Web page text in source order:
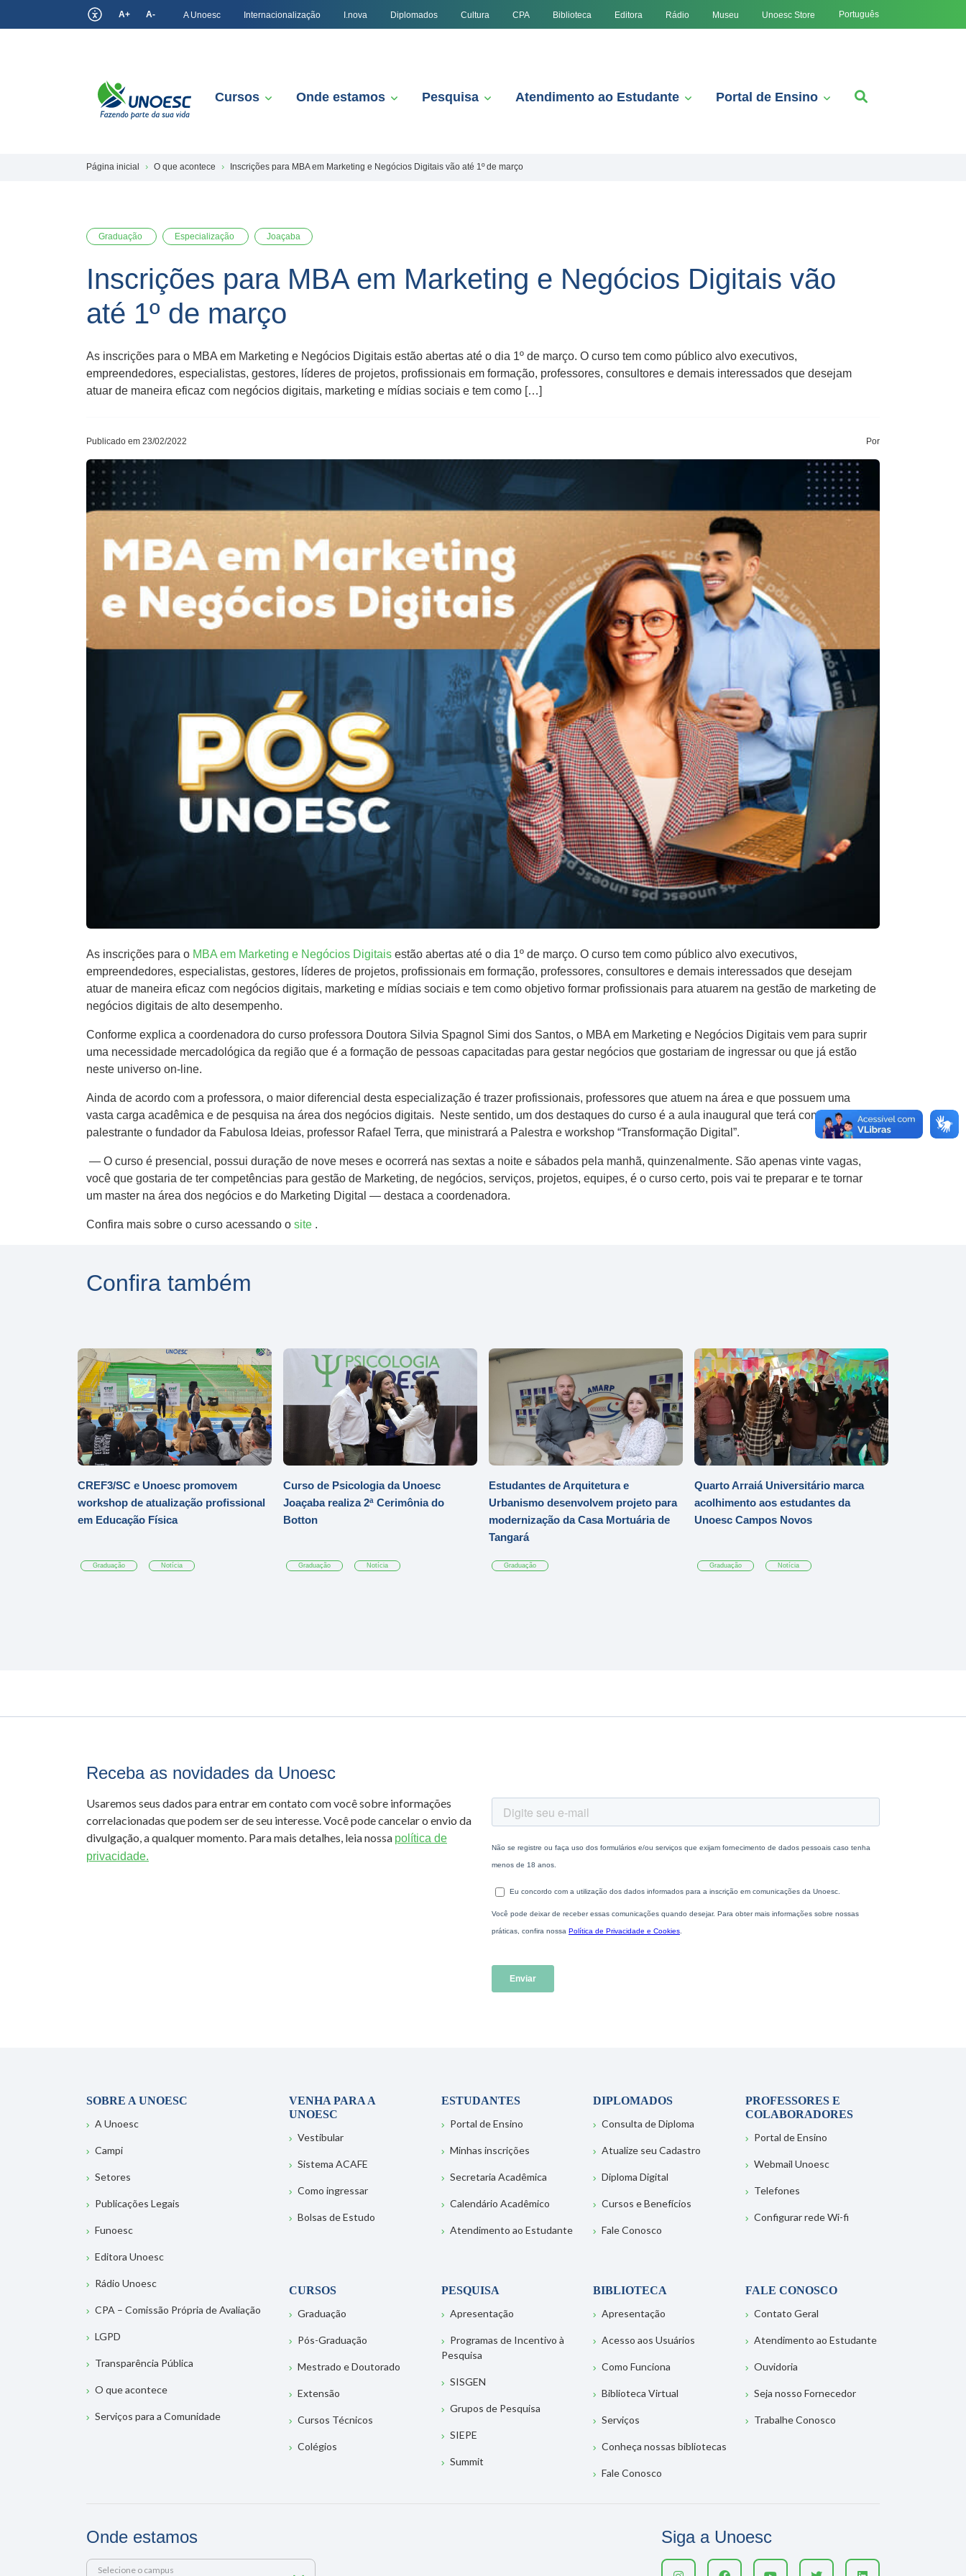
A+ A- A Unoesc Internacionalização I.nova Diplomados Cultura CPA Biblioteca Editora Rádio Museu Unoesc Store Português
Cursos Onde estamos Pesquisa Atendimento ao Estudante Portal de Ensino
Página inicial O que acontece Inscrições para MBA em Marketing e Negócios Digitais vão até 1º de março
Graduação Especialização Joaçaba
Inscrições para MBA em Marketing e Negócios Digitais vão
até 1º de março
As inscrições para o MBA em Marketing e Negócios Digitais estão abertas até o dia 1º de março. O curso tem como público alvo executivos,
empreendedores, especialistas, gestores, líderes de projetos, profissionais em formação, professores, consultores e demais interessados que desejam
atuar de maneira eficaz com negócios digitais, marketing e mídias sociais e tem como […]
Publicado em 23/02/2022 Por
As inscrições para o MBA em Marketing e Negócios Digitais estão abertas até o dia 1º de março. O curso tem como público alvo executivos,
empreendedores, especialistas, gestores, líderes de projetos, profissionais em formação, professores, consultores e demais interessados que desejam
atuar de maneira eficaz com negócios digitais, marketing e mídias sociais e tem como objetivo formar profissionais para atuarem na gestão de marketing de
negócios digitais de alto desempenho.
Conforme explica a coordenadora do curso professora Doutora Silvia Spagnol Simi dos Santos, o MBA em Marketing e Negócios Digitais vem para suprir
uma necessidade mercadológica da região que é a formação de pessoas capacitadas para gestar negócios que gostariam de ingressar ou que já estão
neste universo on-line.
Ainda de acordo com a professora, o maior diferencial desta especialização é trazer profissionais, professores que atuem na área e que possuem uma
vasta carga acadêmica e de pesquisa na área dos negócios digitais. Neste sentido, um dos destaques do curso é a aula inaugural que terá como
palestrante o fundador da Fabulosa Ideias, professor Rafael Terra, que ministrará a Palestra e workshop “Transformação Digital”.
— O curso é presencial, possui duração de nove meses e ocorrerá nas sextas a noite e sábados pela manhã, quinzenalmente. São apenas vinte vagas,
você que gostaria de ter competências para gestão de Marketing, de negócios, serviços, projetos, equipes, é o curso certo, pois vai te preparar e te tornar
um master na área dos negócios e do Marketing Digital — destaca a coordenadora.
Confira mais sobre o curso acessando o site .
Confira também
CREF3/SC e Unoesc promovem
workshop de atualização profissional
em Educação Física
Graduação Notícia
Curso de Psicologia da Unoesc
Joaçaba realiza 2ª Cerimônia do
Botton
Graduação Notícia
Estudantes de Arquitetura e
Urbanismo desenvolvem projeto para
modernização da Casa Mortuária de
Tangará
Graduação
Quarto Arraiá Universitário marca
acolhimento aos estudantes da
Unoesc Campos Novos
Graduação Notícia
Receba as novidades da Unoesc
Usaremos seus dados para entrar em contato com você sobre informações
correlacionadas que podem ser de seu interesse. Você pode cancelar o envio da
divulgação, a qualquer momento. Para mais detalhes, leia nossa política de
privacidade.
SOBRE A UNOESC
A Unoesc
Campi
Setores
Publicações Legais
Funoesc
Editora Unoesc
Rádio Unoesc
CPA – Comissão Própria de Avaliação
LGPD
Transparência Pública
O que acontece
Serviços para a Comunidade
VENHA PARA A
UNOESC
Vestibular
Sistema ACAFE
Como ingressar
Bolsas de Estudo
ESTUDANTES
Portal de Ensino
Minhas inscrições
Secretaria Acadêmica
Calendário Acadêmico
Atendimento ao Estudante
DIPLOMADOS
Consulta de Diploma
Atualize seu Cadastro
Diploma Digital
Cursos e Benefícios
Fale Conosco
PROFESSORES E
COLABORADORES
Portal de Ensino
Webmail Unoesc
Telefones
Configurar rede Wi-fi
CURSOS
Graduação
Pós-Graduação
Mestrado e Doutorado
Extensão
Cursos Técnicos
Colégios
PESQUISA
Apresentação
Programas de Incentivo à
Pesquisa
SISGEN
Grupos de Pesquisa
SIEPE
Summit
BIBLIOTECA
Apresentação
Acesso aos Usuários
Como Funciona
Biblioteca Virtual
Serviços
Conheça nossas bibliotecas
Fale Conosco
FALE CONOSCO
Contato Geral
Atendimento ao Estudante
Ouvidoria
Seja nosso Fornecedor
Trabalhe Conosco
Onde estamos
Selecione o campus
Siga a Unoesc